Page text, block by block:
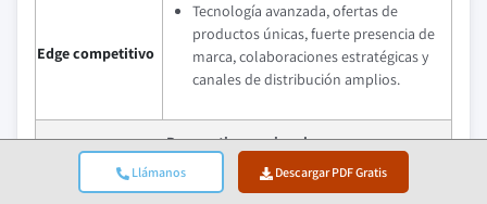
Llámanos Descargar PDF Gratis
Edge competitivo
Tecnología avanzada, ofertas de
productos únicas, fuerte presencia de
marca, colaboraciones estratégicas y
canales de distribución amplios.
Perspectivas regionales
Mercado más
Asia Pacífico